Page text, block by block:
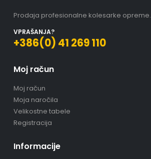
Prodaja profesionalne kolesarke opreme.
VPRAŠANJA?
+386(0) 41 269 110
Moj račun
Moj račun
Moja naročila
Velikostne tabele
Registracija
Informacije